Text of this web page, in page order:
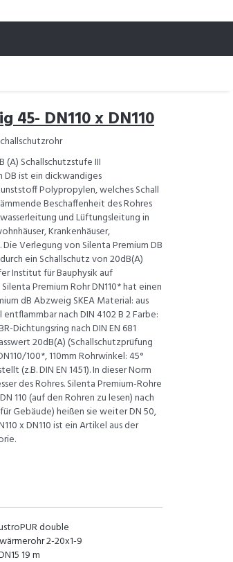
45- DN110 x DN110
(A) Schallschutzstufe III
DB ist ein dickwandiges
Polypropylen, welches Schall
Beschaffenheit des Rohres
und Lüftungsleitung in
Krankenhäuser,
Verlegung von Silenta Premium DB
ein Schallschutz von 20dB(A)
Institut für Bauphysik auf
Premium Rohr DN110* hat einen
dB Abzweig SKEA Material: aus
nach DIN 4102 B 2 Farbe:
Dichtungsring nach DIN EN 681
20dB(A) (Schallschutzprüfung
100*, 110mm Rohrwinkel: 45°
(z.B. DIN EN 1451). In dieser Norm
des Rohres. Silenta Premium-Rohre
110 (auf den Rohren zu lesen) nach
Gebäude) heißen sie weiter DN 50,
x DN110 ist ein Artikel aus der